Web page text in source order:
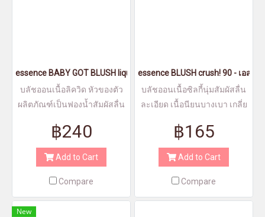
essence BABY GOT BLUSH liquid blush 10 - เอสเซนส์เบบี้ก็อทบลัช
บลัชออนเนื้อลิควิด หัวของตัว
ผลิตภัณฑ์เป็นฟองน้ำสัมผัสลื่น
฿240
Add to Cart
Compare
essence BLUSH crush! 90 - เอสเ
บลัชออนเนื้อซิลกี้นุ่มสัมผัสลื่น
ละเอียด เนื้อนียนบางเบา เกลี่ย
฿165
Add to Cart
Compare
New